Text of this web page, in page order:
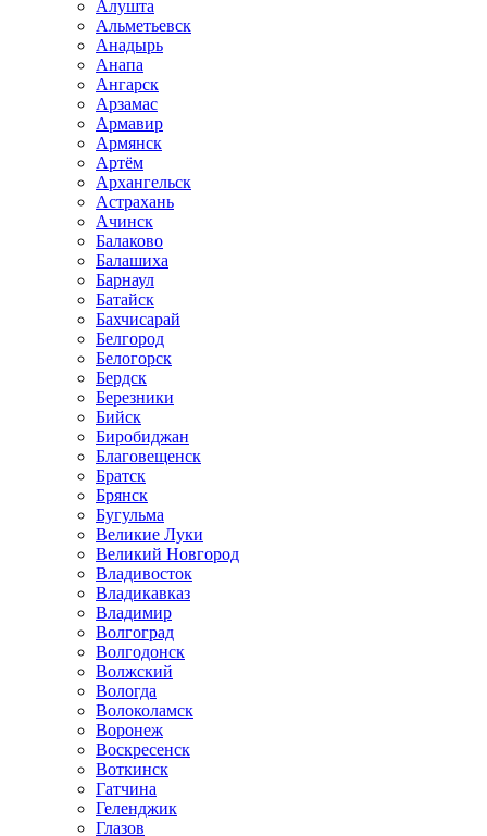
Алушта
Альметьевск
Анадырь
Анапа
Ангарск
Арзамас
Армавир
Армянск
Артём
Архангельск
Астрахань
Ачинск
Балаково
Балашиха
Барнаул
Батайск
Бахчисарай
Белгород
Белогорск
Бердск
Березники
Бийск
Биробиджан
Благовещенск
Братск
Брянск
Бугульма
Великие Луки
Великий Новгород
Владивосток
Владикавказ
Владимир
Волгоград
Волгодонск
Волжский
Вологда
Волоколамск
Воронеж
Воскресенск
Воткинск
Гатчина
Геленджик
Глазов